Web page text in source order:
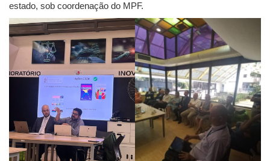
estado, sob coordenação do MPF.